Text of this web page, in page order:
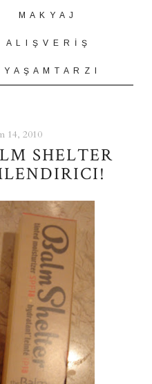
M A K Y A J
A L I Ş V E R İ Ş
Y A Ş A M T A R Z I
14, 2010
SHELTER